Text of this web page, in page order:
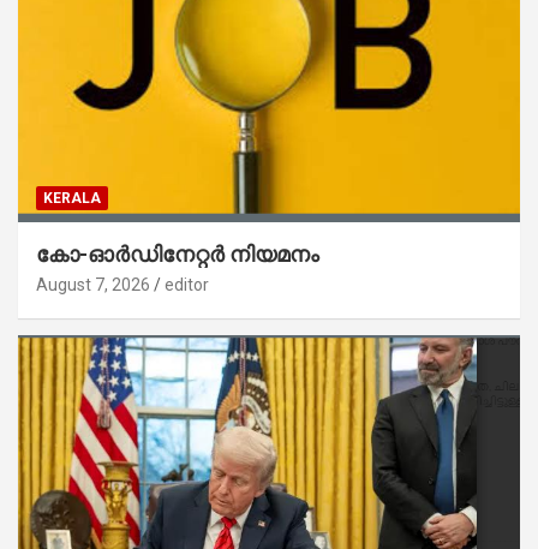
KERALA
കോ-ഓർഡിനേറ്റർ നിയമനം
August 7, 2026 editor